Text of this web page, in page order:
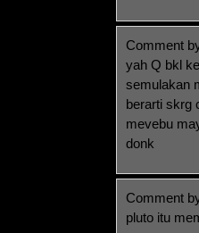
Comment
yah Q bkl
semulakan
berarti skrg
mevebu
donk
Comment
pluto itu